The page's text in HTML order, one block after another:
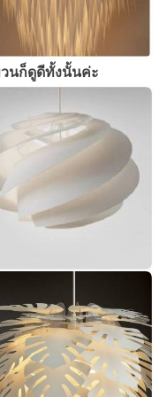
นก็ดูดีทั้งนั้นค่ะ